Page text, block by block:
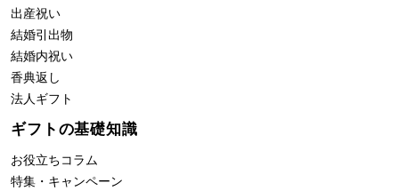
出産祝い
結婚引出物
結婚内祝い
香典返し
法人ギフト
ギフトの基礎知識
お役立ちコラム
特集・キャンペーン